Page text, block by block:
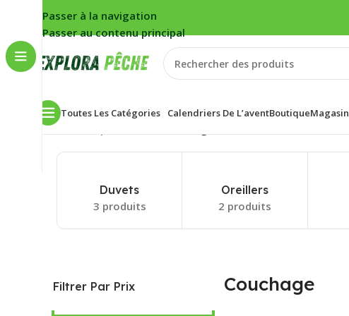
Passer à la navigation
Passer au contenu principal
Toutes Les Catégories Calendriers De L’aventBoutiqueMagasin
Accueil
Duvets
3 produits
Oreillers
2 produits
Filtrer Par Prix Couchage